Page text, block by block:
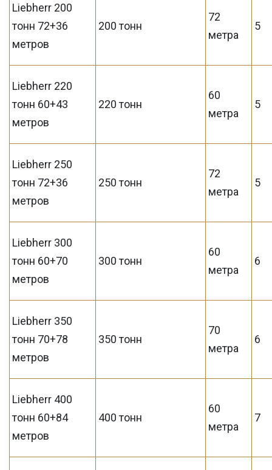
Liebherr 200
тонн 72+36
метров
200 тонн
72
метра
5
Liebherr 220
тонн 60+43
метров
220 тонн
60
метра
5
Liebherr 250
тонн 72+36
метров
250 тонн
72
метра
5
Liebherr 300
тонн 60+70
метров
300 тонн
60
метра
6
Liebherr 350
тонн 70+78
метров
350 тонн
70
метра
6
Liebherr 400
тонн 60+84
метров
400 тонн
60
метра
7